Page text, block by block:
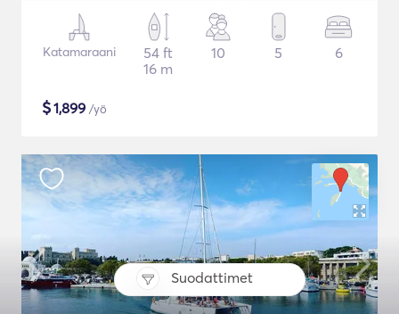
Suodattimet
Katamaraani
54 ft
16 m
10 5 6
$1,899 /yö